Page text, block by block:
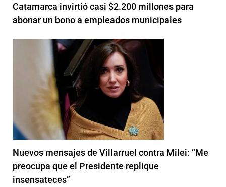
Catamarca invirtió casi $2.200 millones para
abonar un bono a empleados municipales
Nuevos mensajes de Villarruel contra Milei: “Me
preocupa que el Presidente replique
insensateces”